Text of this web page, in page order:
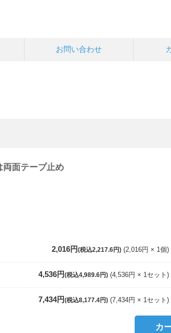
お問い合わせ
面テープ止め
2,016円(税込2,217.6円) 2,016円 1個
4,536円(税込4,989.6円) 4,536円 1セット
7,434円(税込8,177.4円) 7,434円 1セット
カ